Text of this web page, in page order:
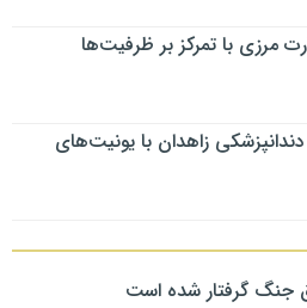
مرزی با تمرکز بر ظرفیت‌ها
زاهدان با یونیت‌های
جنگ گرفتار شده است